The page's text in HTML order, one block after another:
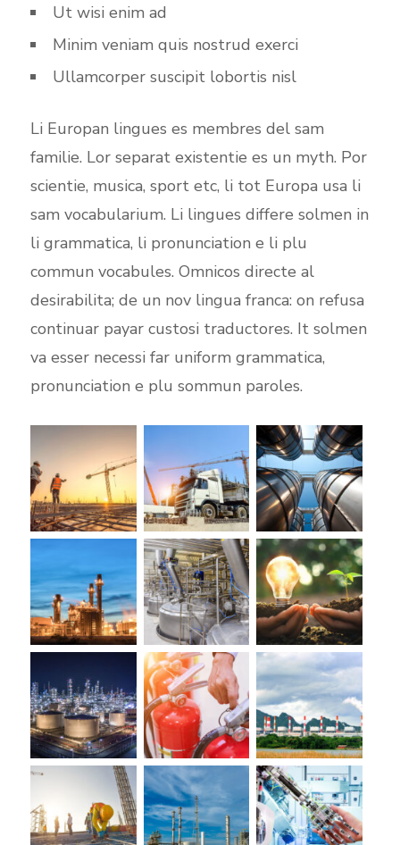
Ut wisi enim ad
Minim veniam quis nostrud exerci
Ullamcorper suscipit lobortis nisl
Li Europan lingues es membres del sam
familie. Lor separat existentie es un myth. Por
scientie, musica, sport etc, li tot Europa usa li
sam vocabularium. Li lingues differe solmen in
li grammatica, li pronunciation e li plu
commun vocabules. Omnicos directe al
desirabilita; de un nov lingua franca: on refusa
continuar payar custosi traductores. It solmen
va esser necessi far uniform grammatica,
pronunciation e plu sommun paroles.